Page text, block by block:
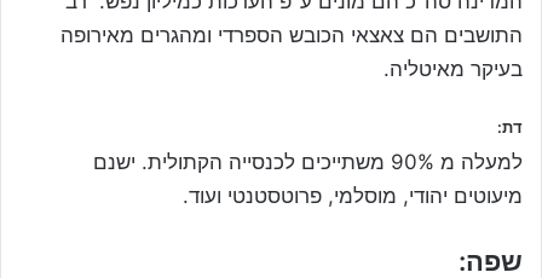
התושבים הם צאצאי הכובש הספרדי ומהגרים מאירופה
בעיקר מאיטליה.
דת:
למעלה מ 90% משתייכים לכנסייה הקתולית. ישנם
מיעוטים יהודי, מוסלמי, פרוטסטנטי ועוד.
שפה: